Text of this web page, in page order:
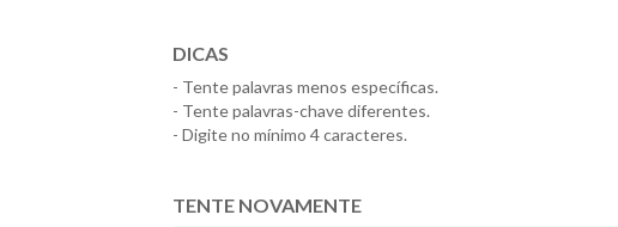
DICAS
- Tente palavras menos específicas.
- Tente palavras-chave diferentes.
- Digite no mínimo 4 caracteres.
TENTE NOVAMENTE